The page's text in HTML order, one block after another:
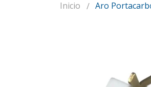
Inicio Aro